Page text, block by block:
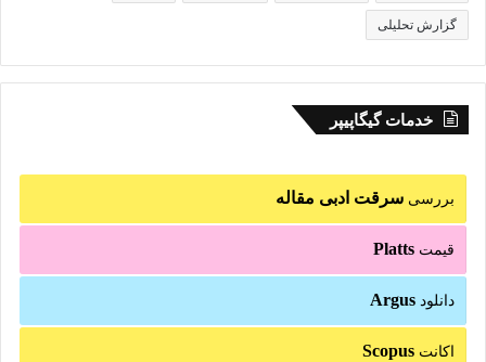
گزارش تحلیلی
خدمات گیگاپیپر
بررسی سرقت ادبی مقاله
قیمت Platts
دانلود Argus
اکانت Scopus